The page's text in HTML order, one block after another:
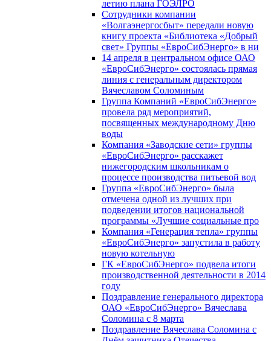
летию плана ГОЭЛРО
Сотрудники компании
«Волгаэнергосбыт» передали новую
книгу проекта «Библиотека «Добрый
свет» Группы «ЕвроСибЭнерго» в ни
14 апреля в центральном офисе ОАО
«ЕвроСибЭнерго» состоялась прямая
линия с генеральным директором
Вячеславом Соломиным
Группа Компаний «ЕвроСибЭнерго»
провела ряд мероприятий,
посвященных международному Дню
воды
Компания «Заводские сети» группы
«ЕвроСибЭнерго» расскажет
нижегородским школьникам о
процессе производства питьевой вод
Группа «ЕвроСибЭнерго» была
отмечена одной из лучших при
подведении итогов национальной
программы «Лучшие социальные про
Компания «Генерация тепла» группы
«ЕвроСибЭнерго» запустила в работу
новую котельную
ГК «ЕвроСибЭнерго» подвела итоги
производственной деятельности в 2014
году
Поздравление генерального директора
ОАО «ЕвроСибЭнерго» Вячеслава
Соломина с 8 марта
Поздравление Вячеслава Соломина с